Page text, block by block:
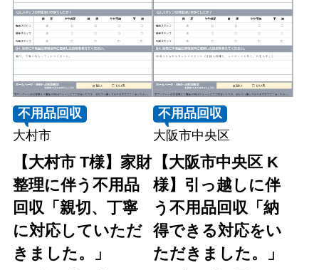
不用品回収
大村市
【大村市 T様】家財
整理に伴う不用品
回収「親切、丁寧
に対応していただ
きました。」
不用品回収
大阪市中央区
【大阪市中央区 K
様】引っ越しに伴
う不用品回収「納
得できる対応をい
ただきました。」